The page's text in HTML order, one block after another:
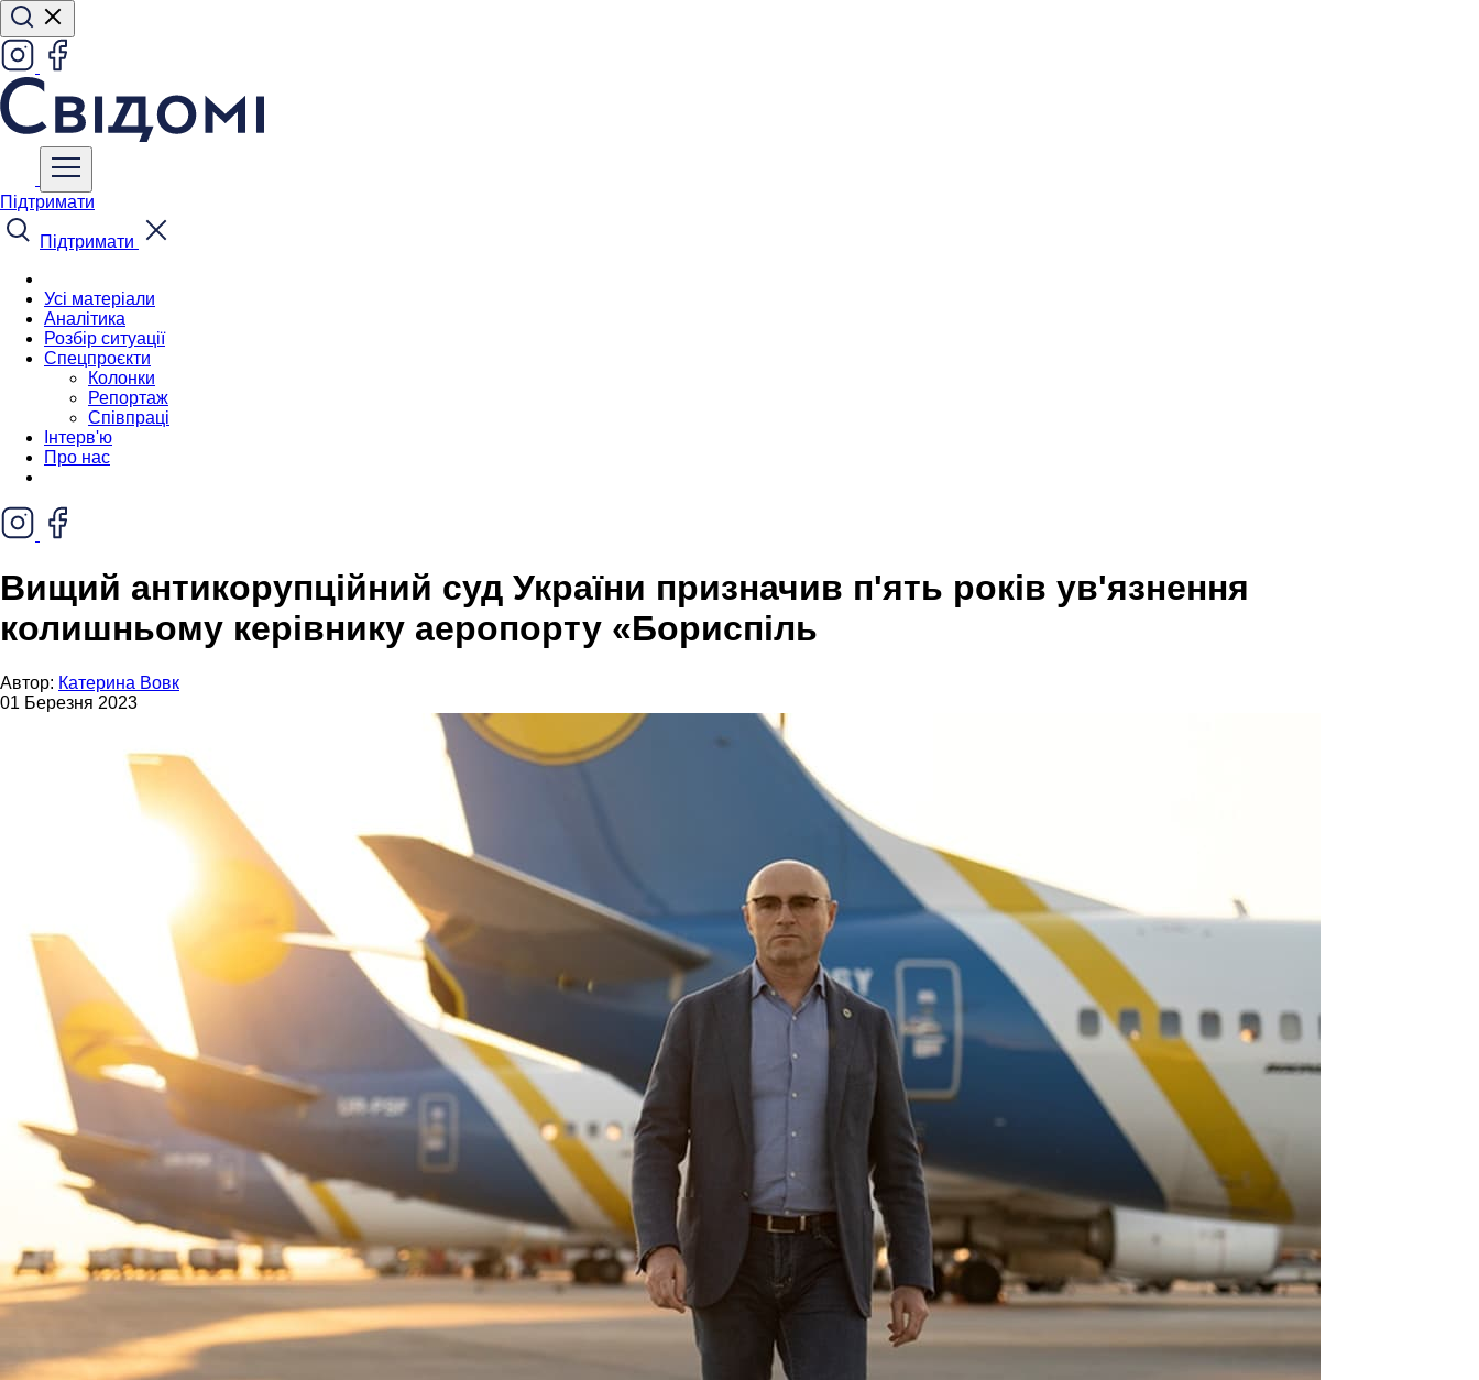
Підтримати
Підтримати
Усі матеріали
Аналітика
Розбір ситуації
Спецпроєкти
Колонки
Репортаж
Співпраці
Інтерв'ю
Про нас
Вищий антикорупційний суд України призначив п'ять років ув'язнення
колишньому керівнику аеропорту «Бориспіль
Автор: Катерина Вовк
01 Березня 2023